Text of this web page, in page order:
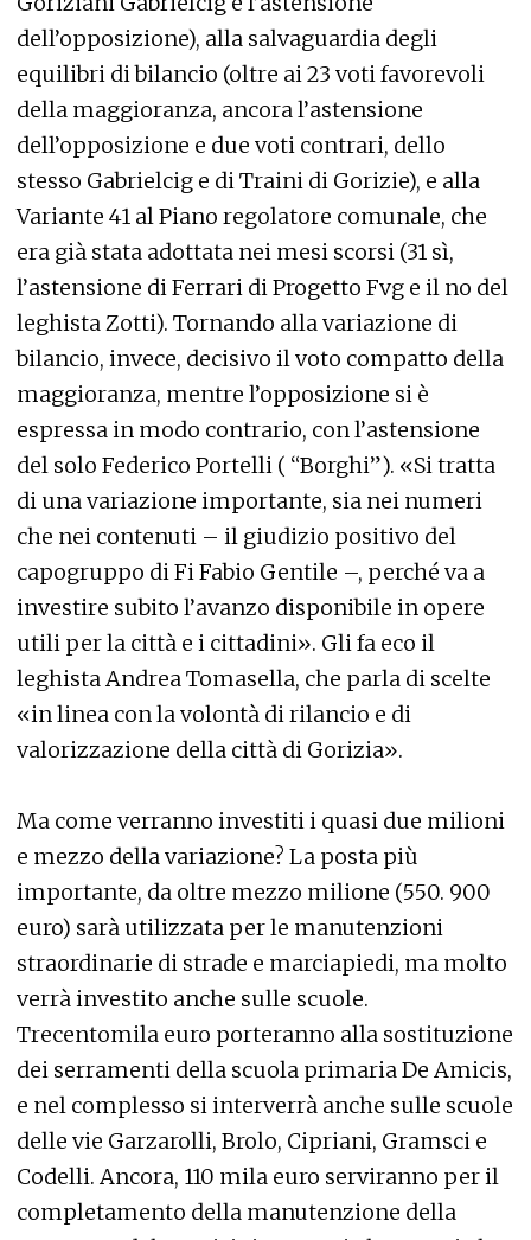
dell’opposizione), alla salvaguardia degli
equilibri di bilancio (oltre ai 23 voti favorevoli
della maggioranza, ancora l’astensione
dell’opposizione e due voti contrari, dello
stesso Gabrielcig e di Traini di Gorizie), e alla
Variante 41 al Piano regolatore comunale, che
era già stata adottata nei mesi scorsi (31 sì,
l’astensione di Ferrari di Progetto Fvg e il no del
leghista Zotti). Tornando alla variazione di
bilancio, invece, decisivo il voto compatto della
maggioranza, mentre l’opposizione si è
espressa in modo contrario, con l’astensione
del solo Federico Portelli ( “Borghi”). «Si tratta
di una variazione importante, sia nei numeri
che nei contenuti – il giudizio positivo del
capogruppo di Fi Fabio Gentile –, perché va a
investire subito l’avanzo disponibile in opere
utili per la città e i cittadini». Gli fa eco il
leghista Andrea Tomasella, che parla di scelte
«in linea con la volontà di rilancio e di
valorizzazione della città di Gorizia».
Ma come verranno investiti i quasi due milioni
e mezzo della variazione? La posta più
importante, da oltre mezzo milione (550. 900
euro) sarà utilizzata per le manutenzioni
straordinarie di strade e marciapiedi, ma molto
verrà investito anche sulle scuole.
Trecentomila euro porteranno alla sostituzione
dei serramenti della scuola primaria De Amicis,
e nel complesso si interverrà anche sulle scuole
delle vie Garzarolli, Brolo, Cipriani, Gramsci e
Codelli. Ancora, 110 mila euro serviranno per il
completamento della manutenzione della